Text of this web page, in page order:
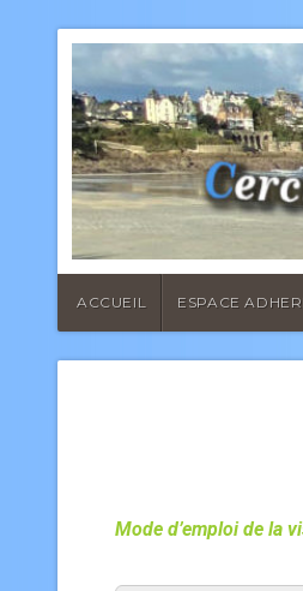
ACCUEIL ESPACE
Mode d’emploi de la